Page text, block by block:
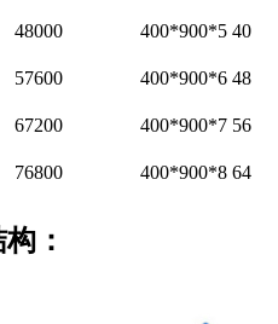
48000 400*900*5 40
57600 400*900*6 48
67200 400*900*7 56
76800 400*900*8 64
：